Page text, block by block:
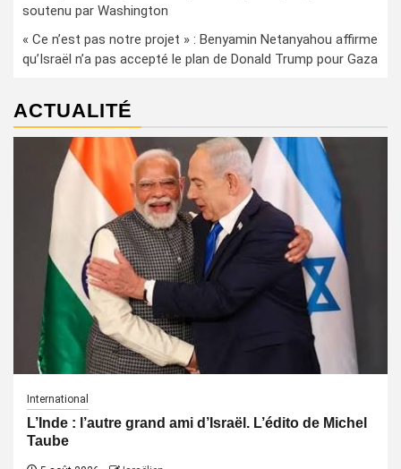
soutenu par Washington
« Ce n’est pas notre projet » : Benyamin Netanyahou affirme
qu’Israël n’a pas accepté le plan de Donald Trump pour Gaza
ACTUALITÉ
International
L’Inde : l’autre grand ami d’Israël. L’édito de Michel
Taube